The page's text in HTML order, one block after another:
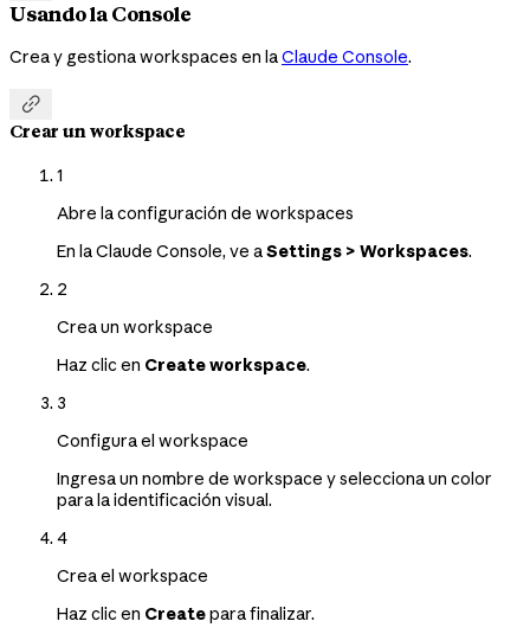
Usando la Console
Crea y gestiona workspaces en laClaude Console.

Crear un workspace
1
Abre la configuración de workspaces
En la Claude Console, ve aSettings > Workspaces.
2
Crea un workspace
Haz clic en Create workspace.
3
Configura el workspace
Ingresa un nombre de workspace y selecciona un color
para la identificación visual.
4
Crea el workspace
Haz clic en Createpara finalizar.